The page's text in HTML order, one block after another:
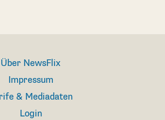
Über NewsFlix
Impressum
& Mediadaten
Login